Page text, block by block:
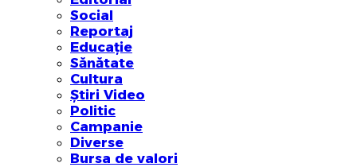
Social
Reportaj
Educație
Sănătate
Cultura
Știri Video
Politic
Campanie
Diverse
Bursa de valori